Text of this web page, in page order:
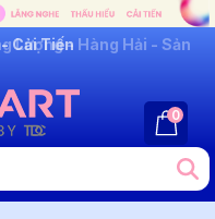
Cải Tiến
Lượng - Hàng Hải - Sản
0